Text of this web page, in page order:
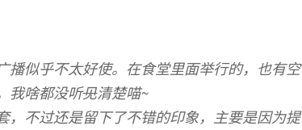
播似乎不太好使。在食堂里面举行的，也有空
我啥都没听见清楚喵~
，不过还是留下了不错的印象，主要是因为提